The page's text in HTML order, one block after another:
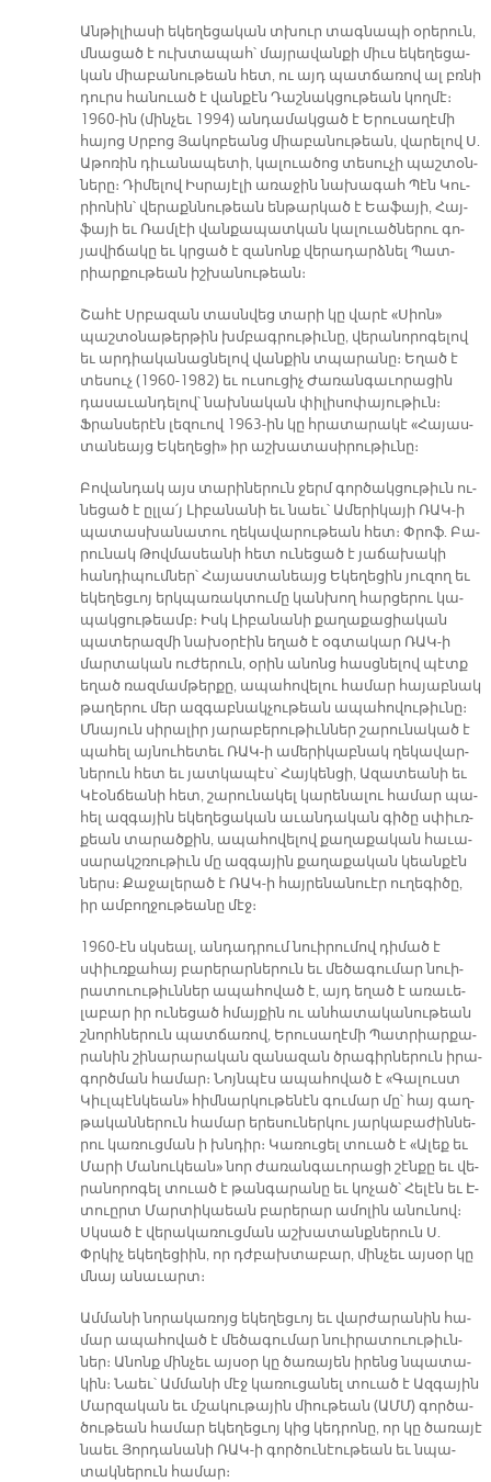
Ան­թի­լիա­սի ե­կե­ղե­ցա­կան տխուր տագ­նա­պի օ­րե­րուն,
մնա­ցած է ուխ­տա­պահ՝ մայ­րա­վան­քի միւս ե­կե­ղե­ցա­
կան միա­բա­նու­թեան հետ, ու այդ պատ­ճա­ռով ալ բռնի
դուրս հա­նուած է վան­քէն Դաշ­նակ­ցու­թեան կող­մէ։
1960-ին (մին­չեւ 1994) ան­դա­մակ­ցած է Ե­րու­սա­ղէ­մի
հա­յոց Սրբոց Յա­կո­բեանց միա­բա­նու­թեան, վա­րե­լով Ս.
Ա­թո­ռին դի­ւա­նա­պե­տի, կա­լուա­ծոց տե­սու­չի պաշ­տօն­
նե­րը։ Դի­մե­լով Իս­րա­յէ­լի ա­ռա­ջին նա­խա­գահ Պէն Կու­
րիո­նին՝ վե­րաքն­նու­թեան են­թար­կած է Եա­ֆա­յի, Հայ­
ֆա­յի եւ Ռամ­լէի վան­քա­պատ­կան կա­լուած­նե­րու գո­
յա­վի­ճա­կը եւ կրցած է զա­նոնք վե­րա­դարձ­նել Պատ­
րիար­քու­թեան իշ­խա­նու­թեան։
Շա­հէ Սրբա­զան տասնվեց տա­րի կը վա­րէ «Սիո­ն»
պաշ­տօ­նա­թեր­թին խմբագ­րու­թիւ­նը, վե­րա­նո­րո­գե­լով
եւ ար­դիա­կա­նաց­նե­լով վան­քին տպա­րա­նը։ Ե­ղած է
տե­սուչ (1960-1982) եւ ու­սու­ցիչ Ժա­ռան­գա­ւո­րա­ցին
դա­սա­ւան­դե­լով՝ նախ­նա­կան փի­լի­սո­փա­յու­թիւն։
Ֆրան­սե­րէն լե­զուով 1963-ին կը հրա­տա­րա­կէ «Հա­յաս­
տա­նեայց Ե­կե­ղե­ցի» իր աշ­խա­տա­սի­րու­թիւ­նը։
Բո­վան­դակ այս տա­րի­նե­րուն ջերմ գոր­ծակ­ցու­թիւն ու­
նե­ցած է ըլ­լա՛յ Լի­բա­նա­նի եւ նաեւ՝ Ա­մե­րի­կա­յի ՌԱ­Կ-ի
պա­տաս­խա­նա­տու ղե­կա­վա­րու­թեան հետ։ Փրոֆ. Բա­
րու­նակ Թով­մա­սեա­նի հետ ու­նե­ցած է յա­ճա­խա­կի
հան­դի­պում­ներ՝ Հա­յաս­տա­նեայց Ե­կե­ղե­ցին յու­զող եւ
ե­կե­ղեց­ւոյ երկ­պա­ռակ­տու­մը կան­խող հար­ցե­րու կա­
պակ­ցու­թեամբ։ Իսկ Լի­բա­նա­նի քա­ղա­քա­ցիա­կան
պա­տե­րազ­մի նա­խօ­րէին ե­ղած է օգ­տա­կար ՌԱ­Կ-ի
մար­տա­կան ու­ժե­րուն, օ­րին ա­նոնց հասց­նե­լով պէտք
ե­ղած ռազ­մամ­թեր­քը, ա­պա­հո­վե­լու հա­մար հա­յաբ­նակ
թա­ղե­րու մեր ազ­գաբ­նակ­չու­թեան ա­պա­հո­վու­թիւ­նը։
Մնա­յուն սի­րա­լիր յա­րա­բե­րու­թիւն­ներ շա­րու­նա­կած է
պա­հել այ­նու­հե­տեւ ՌԱ­Կ-ի ա­մե­րի­կաբ­նակ ղե­կա­վար­
նե­րուն հետ եւ յատ­կա­պէս՝ Հայ­կեն­ցի, Ա­զա­տեա­նի եւ
Կէօն­ճեա­նի հետ, շա­րու­նա­կել կա­րե­նա­լու հա­մար պա­
հել ազ­գա­յին ե­կե­ղե­ցա­կան ա­ւան­դա­կան գի­ծը սփիւռ­
քեան տա­րած­քին, ա­պա­հո­վե­լով քա­ղա­քա­կան հա­ւա­
սա­րակշ­ռու­թիւն մը ազ­գա­յին քա­ղա­քա­կան կեան­քէն
ներս։ Քա­ջա­լե­րած է ՌԱ­Կ-ի հայ­րե­նա­նուէր ու­ղե­գի­ծը,
իր ամ­բող­ջու­թեա­նը մէջ։
1960-էն սկսեալ, ան­դադ­րում նուի­րու­մով դի­մած է
սփիւռ­քա­հայ բա­րե­րար­նե­րուն եւ մե­ծա­գու­մար նուի­
րա­տուու­թիւն­ներ ա­պա­հո­ված է, այդ ե­ղած է ա­ռա­ւե­
լա­բար իր ու­նե­ցած հմայ­քին ու ան­հա­տա­կա­նու­թեան
շնորհ­նե­րուն պատ­ճա­ռով, Ե­րու­սա­ղէ­մի Պատ­րիար­քա­
րա­նին շի­նա­րա­րա­կան զա­նա­զան ծրա­գիր­նե­րուն ի­րա­
գործ­ման հա­մար։ Նոյն­պէս ա­պա­հո­ված է «Գա­լուստ
Կիւլ­պէն­կեան» հիմ­նար­կու­թե­նէն գու­մար մը՝ հայ գաղ­
թա­կան­նե­րուն հա­մար երեսուներկու յար­կա­բա­ժին­նե­
րու կա­ռուց­ման ի խնդիր։ Կա­ռու­ցել տուած է «Ա­լեք եւ
Մա­րի Մա­նու­կեա­ն» նոր ժա­ռան­գա­ւո­րա­ցի շէն­քը եւ վե­
րա­նո­րո­գել տուած է թան­գա­րա­նը եւ կո­չած՝ Հե­լէն եւ Է­
տուըրտ Մար­տի­կաեան բա­րե­րար ա­մո­լին ա­նու­նով։
Սկսած է վե­րա­կա­ռուց­ման աշ­խա­տանք­նե­րուն Ս.
Փրկիչ ե­կե­ղե­ցիին, որ դժբախ­տա­բար, մին­չեւ այ­սօր կը
մնայ ա­նա­ւարտ։
Ամ­մա­նի նո­րա­կա­ռոյց ե­կե­ղեց­ւոյ եւ վար­ժա­րա­նին հա­
մար ա­պա­հո­ված է մե­ծա­գու­մար նուի­րա­տուու­թիւն­
ներ։ Ա­նոնք մին­չեւ այ­սօր կը ծա­ռա­յեն ի­րենց նպա­տա­
կին։ Նաեւ՝ Ամ­մա­նի մէջ կա­ռու­ցա­նել տուած է Ազ­գա­յին
Մար­զա­կան եւ մշա­կու­թա­յին միու­թեան (ԱՄՄ) գոր­ծա­
ծու­թեան հա­մար ե­կե­ղեց­ւոյ կից կեդ­րո­նը, որ կը ծա­ռա­յէ
նաեւ Յոր­դա­նա­նի ՌԱ­Կ-ի գոր­ծու­նէու­թեան եւ նպա­
տակ­նե­րուն հա­մար։